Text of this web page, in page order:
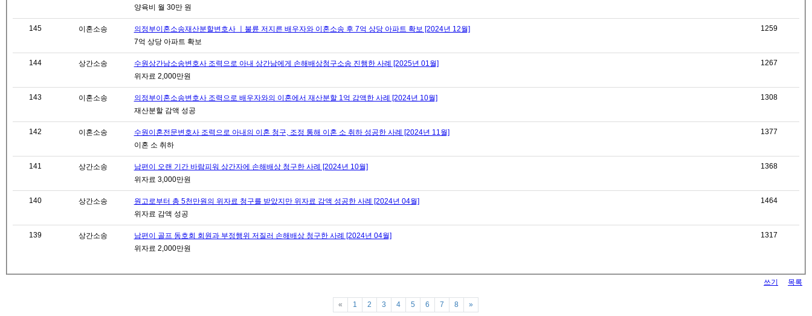
양육비 월 30만 원
145 이혼소송
의정부이혼소송재산분할변호사 ㅣ불륜 저지른 배우자와 이혼소송 후 7억 상당 아파트 확보 [2024년 12월]
7억 상당 아파트 확보
1259
144 상간소송
수원상간남소송변호사 조력으로 아내 상간남에게 손해배상청구소송 진행한 사례 [2025년 01월]
위자료 2,000만원
1267
143 이혼소송
의정부이혼소송변호사 조력으로 배우자와의 이혼에서 재산분할 1억 감액한 사례 [2024년 10월]
재산분할 감액 성공
1308
142 이혼소송
수원이혼전문변호사 조력으로 아내의 이혼 청구, 조정 통해 이혼 소 취하 성공한 사례 [2024년 11월]
이혼 소 취하
1377
141 상간소송
남편이 오랜 기간 바람피워 상간자에 손해배상 청구한 사례 [2024년 10월]
위자료 3,000만원
1368
140 상간소송
원고로부터 총 5천만원의 위자료 청구를 받았지만 위자료 감액 성공한 사례 [2024년 04월]
위자료 감액 성공
1464
139 상간소송
남편이 골프 동호회 회원과 부정행위 저질러 손해배상 청구한 사례 [2024년 04월]
위자료 2,000만원
1317
쓰기 목록
« Previous
1 2 3 4 5 6 7 8 »Next